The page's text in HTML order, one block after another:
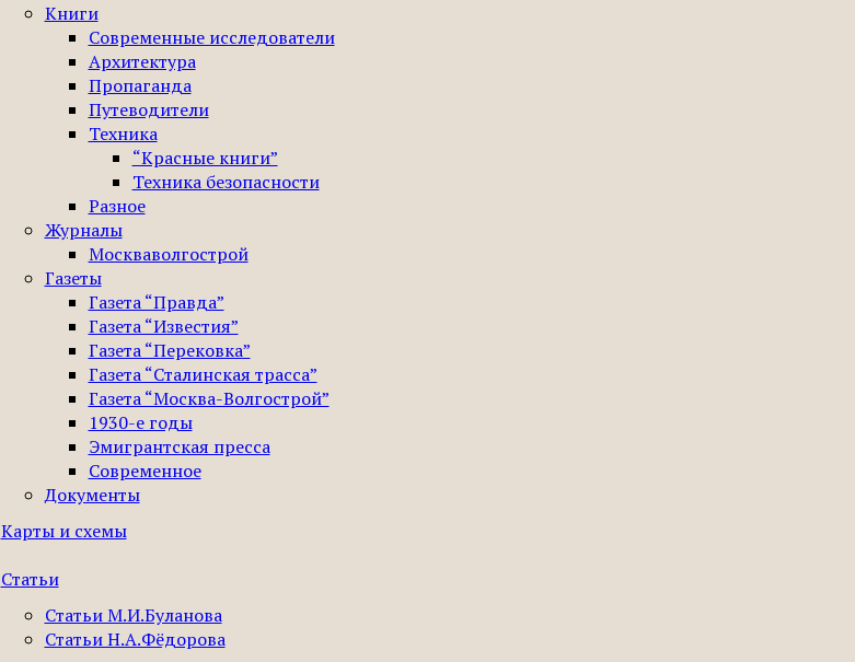
Книги
Современные исследователи
Архитектура
Пропаганда
Путеводители
Техника
“Красные книги”
Техника безопасности
Разное
Журналы
Москваволгострой
Газеты
Газета “Правда”
Газета “Известия”
Газета “Перековка”
Газета “Сталинская трасса”
Газета “Москва-Волгострой”
1930-е годы
Эмигрантская пресса
Современное
Документы
Карты и схемы
Статьи
Статьи М.И.Буланова
Статьи Н.А.Фёдорова